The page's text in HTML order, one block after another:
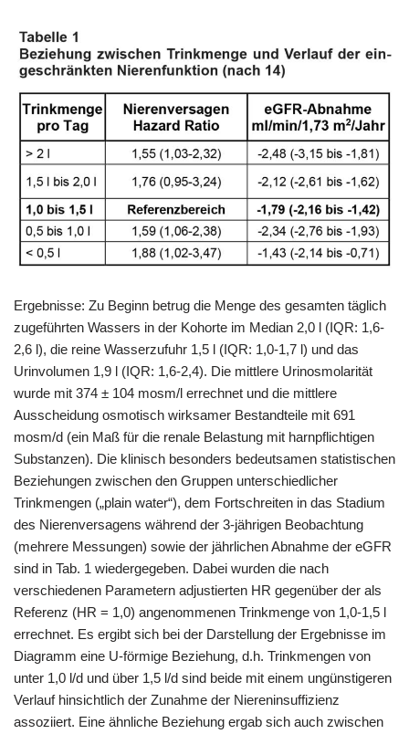
Ergebnisse: Zu Beginn betrug die Menge des gesamten täglich
zugeführten Wassers in der Kohorte im Median 2,0 l (IQR: 1,6-
2,6 l), die reine Wasserzufuhr 1,5 l (IQR: 1,0-1,7 l) und das
Urinvolumen 1,9 l (IQR: 1,6-2,4). Die mittlere Urinosmolarität
wurde mit 374 ± 104 mosm/l errechnet und die mittlere
Ausscheidung osmotisch wirksamer Bestandteile mit 691
mosm/d (ein Maß für die renale Belastung mit harnpflichtigen
Substanzen). Die klinisch besonders bedeutsamen statistischen
Beziehungen zwischen den Gruppen unterschiedlicher
Trinkmengen („plain water“), dem Fortschreiten in das Stadium
des Nierenversagens während der 3-jährigen Beobachtung
(mehrere Messungen) sowie der jährlichen Abnahme der eGFR
sind in Tab. 1 wiedergegeben. Dabei wurden die nach
verschiedenen Parametern adjustierten HR gegenüber der als
Referenz (HR = 1,0) angenommenen Trinkmenge von 1,0-1,5 l
errechnet. Es ergibt sich bei der Darstellung der Ergebnisse im
Diagramm eine U-förmige Beziehung, d.h. Trinkmengen von
unter 1,0 l/d und über 1,5 l/d sind beide mit einem ungünstigeren
Verlauf hinsichtlich der Zunahme der Niereninsuffizienz
assoziiert. Eine ähnliche Beziehung ergab sich auch zwischen